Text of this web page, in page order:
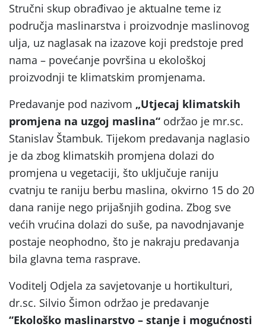
Stručni skup obrađivao je aktualne teme iz
područja maslinarstva i proizvodnje maslinovog
ulja, uz naglasak na izazove koji predstoje pred
nama – povećanje površina u ekološkoj
proizvodnji te klimatskim promjenama.
Predavanje pod nazivom „Utjecaj klimatskih
promjena na uzgoj maslina“ održao je mr.sc.
Stanislav Štambuk. Tijekom predavanja naglasio
je da zbog klimatskih promjena dolazi do
promjena u vegetaciji, što uključuje raniju
cvatnju te raniju berbu maslina, okvirno 15 do 20
dana ranije nego prijašnjih godina. Zbog sve
većih vrućina dolazi do suše, pa navodnjavanje
postaje neophodno, što je nakraju predavanja
bila glavna tema rasprave.
Voditelj Odjela za savjetovanje u hortikulturi,
dr.sc. Silvio Šimon održao je predavanje
“Ekološko maslinarstvo – stanje i mogućnosti